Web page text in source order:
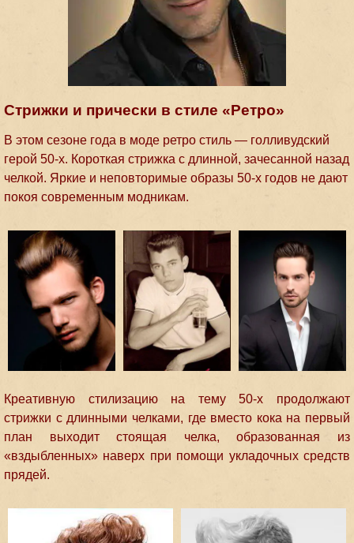
Стрижки и прически в стиле «Ретро»
В этом сезоне года в моде ретро стиль — голливудский
герой 50-х. Короткая стрижка с длинной, зачесанной назад
челкой. Яркие и неповторимые образы 50-х годов не дают
покоя современным модникам.
Креативную стилизацию на тему 50-х продолжают
стрижки с длинными челками, где вместо кока на первый
план выходит стоящая челка, образованная из
«вздыбленных» наверх при помощи укладочных средств
прядей.